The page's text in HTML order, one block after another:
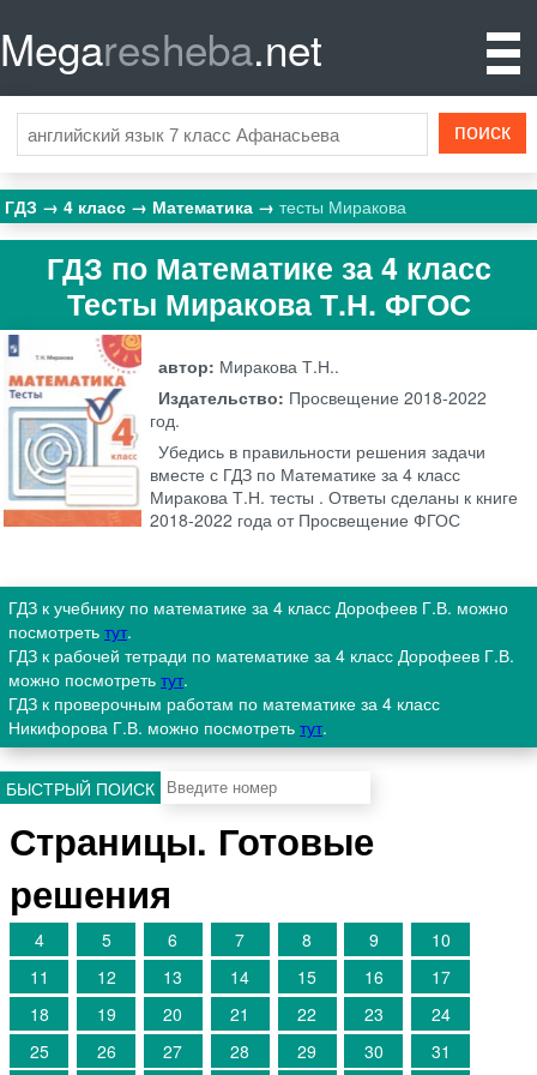
Megaresheba.net
ГДЗ 4 класс Математика тесты Миракова
ГДЗ по Математике за 4 класс
Тесты Миракова Т.Н. ФГОС
автор: Миракова Т.Н..
Издательство: Просвещение 2018-2022
год.
Убедись в правильности решения задачи
вместе с ГДЗ по Математике за 4 класс
Миракова Т.Н. тесты . Ответы сделаны к книге
2018-2022 года от Просвещение ФГОС
ГДЗ к учебнику по математике за 4 класс Дорофеев Г.В. можно
посмотреть тут.
ГДЗ к рабочей тетради по математике за 4 класс Дорофеев Г.В.
можно посмотреть тут.
ГДЗ к проверочным работам по математике за 4 класс
Никифорова Г.В. можно посмотреть тут.
БЫСТРЫЙ ПОИСК
Страницы. Готовые
решения
4 5 6 7 8 9
10
11
12 13 14 15 16
17
18
19 20 21 22 23
24
25
26 27 28 29 30 31